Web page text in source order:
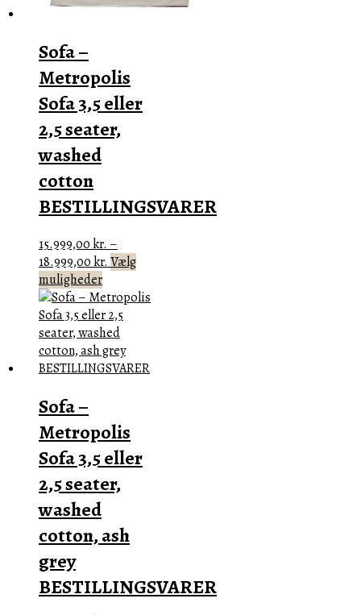
varesiden
Sofa –
Metropolis
Sofa 3,5 eller
2,5 seater,
washed
cotton
BESTILLINGSVARER
15.999,00kr. –
18.999,00kr. Prisinterval:
til
18.999,00 kr.
Vælg
mulighederDette
vare
har
flere
varianter.
Mulighederne
på
varesiden
Sofa –
Metropolis
Sofa 3,5 eller
2,5 seater,
washed
cotton, ash
grey
BESTILLINGSVARER